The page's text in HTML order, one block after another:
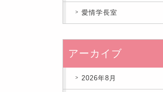
愛情学長室
アーカイブ
2026年8月